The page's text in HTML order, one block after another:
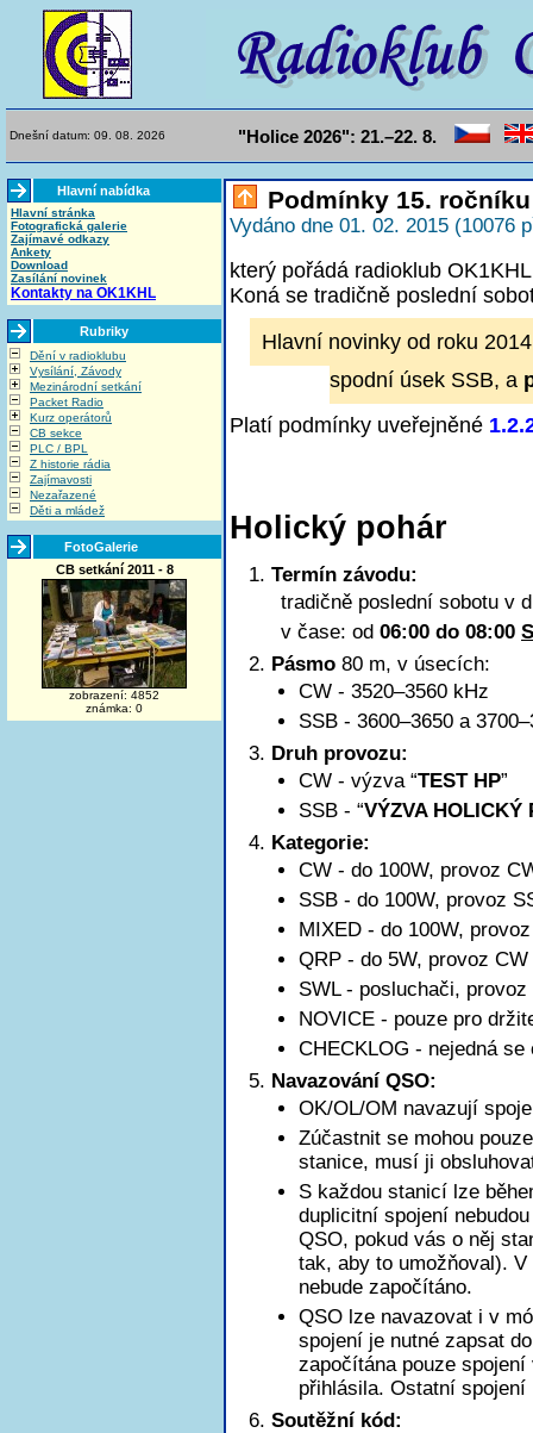
Dnešní datum: 09. 08. 2026 "Holice 2026": 21.–22. 8.
Hlavní nabídka
Hlavní stránka
Fotografická galerie
Zajímavé odkazy
Ankety
Download
Zasílání novinek
Kontakty na OK1KHL
Rubriky
Dění v radioklubu
Vysílání, Závody
Mezinárodní setkání
Packet Radio
Kurz operátorů
CB sekce
PLC / BPL
Z historie rádia
Zajímavosti
Nezařazené
Děti a mládež
FotoGalerie
CB setkání 2011 - 8
zobrazení: 4852
známka: 0
Podmínky 15.
Vydáno dne 01. 02. 2015 (10076
který pořádá radioklub
Koná se tradičně poslední
Hlavní novinky od roku
spodní úsek SSB, a
Platí podmínky uveřejněné
Holický pohár
Termín závodu:
tradičně poslední sobotu v
v čase: od 06:00 do 08:00
Pásmo 80 m, v úsecích:
CW - 3520–3560 kHz
SSB - 3600–3650 a
Druh provozu:
CW - výzva “TEST HP”
SSB - “VÝZVA HOLICKÝ
Kategorie:
CW - do 100W, provoz
SSB - do 100W, provoz
MIXED - do 100W,
QRP - do 5W, provoz
SWL - posluchači,
NOVICE - pouze pro
CHECKLOG - nejedná
Navazování QSO:
OK/OL/OM navazují
Zúčastnit se mohou
stanice, musí ji
S každou stanicí lze
duplicitní spojení
QSO, pokud vás o něj
tak, aby to umožňoval).
nebude započítáno.
QSO lze navazovat i v
spojení je nutné zapsat
započítána pouze
přihlásila. Ostatní spojení
Soutěžní kód: